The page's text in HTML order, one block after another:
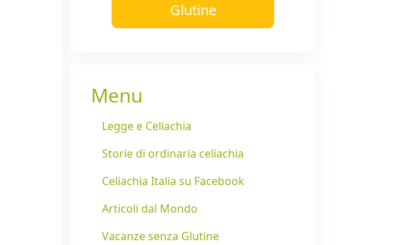
Glutine
Menu
Legge e Celiachia
Storie di ordinaria celiachia
Celiachia Italia su Facebook
Articoli dal Mondo
Vacanze senza Glutine